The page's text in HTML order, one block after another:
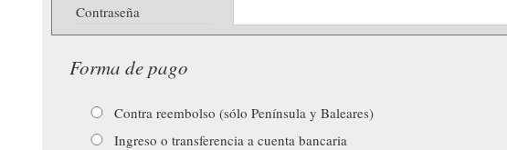
Contraseña
Forma de pago
Contra reembolso (sólo Península y Baleares)
Ingreso o transferencia a cuenta bancaria